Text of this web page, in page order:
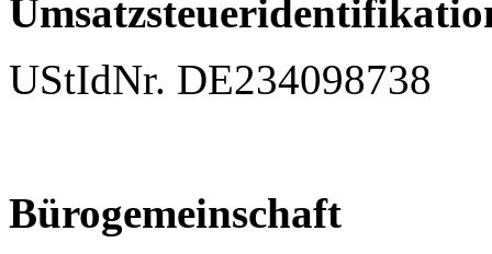
UStIdNr. DE234098738
Bürogemeinschaft